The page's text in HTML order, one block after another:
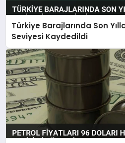
Türkiye Barajlarında Son
Seviyesi Kaydedildi